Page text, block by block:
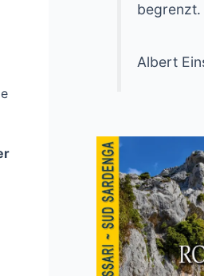
begrenzt.
Albert